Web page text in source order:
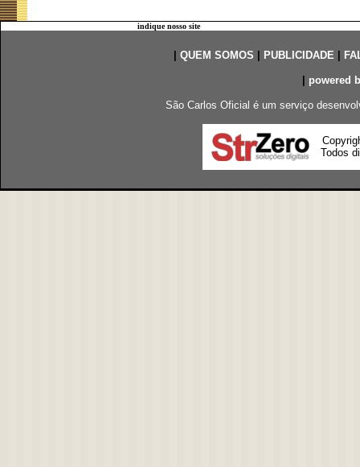
indique nosso site
QUEM SOMOS PUBLICIDADE|
powered
São Carlos Oficial é um serviço
Todos